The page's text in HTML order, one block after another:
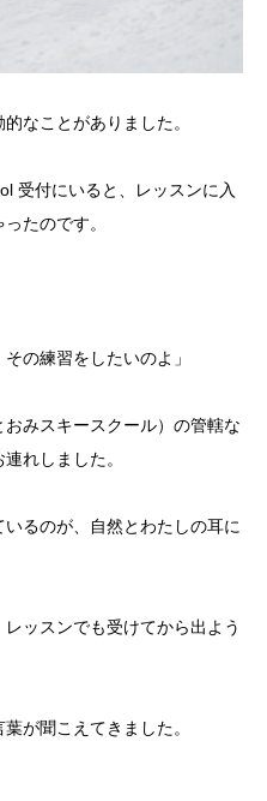
なことがありました。
受付にいると、レッスンに入
たのです。
の練習をしたいのよ」
みスキースクール）の管轄な
れしました。
るのが、自然とわたしの耳に
レッスンでも受けてから出よう
が聞こえてきました。